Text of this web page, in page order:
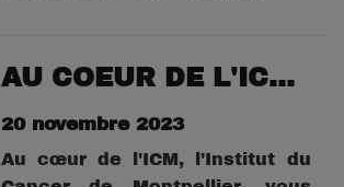
réceptionnistes ou aide-
sont poignants, drôles et
émouvants.
AU COEUR DE L'ICM : Ep 1 Murielle
20 novembre 2023
Au cœur de l'ICM, l'Institut du